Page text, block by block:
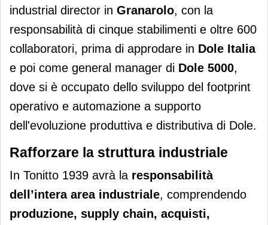
industrial director in Granarolo, con la
responsabilità di cinque stabilimenti e oltre 600
collaboratori, prima di approdare in Dole Italia
e poi come general manager di Dole 5000,
dove si è occupato dello sviluppo del footprint
operativo e automazione a supporto
dell'evoluzione produttiva e distributiva di Dole.
Rafforzare la struttura industriale
In Tonitto 1939 avrà la responsabilità
dell’intera area industriale, comprendendo
produzione, supply chain, acquisti,